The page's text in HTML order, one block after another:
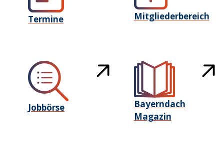
Termine Mitgliederbereich
Jobbörse
Bayerndach
Magazin